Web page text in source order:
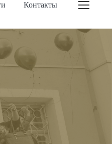
Контакты